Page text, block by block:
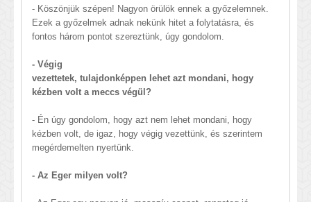
- Köszönjük szépen! Nagyon örülök ennek a győzelemnek.
Ezek a győzelmek adnak nekünk hitet a folytatásra, és
fontos három pontot szereztünk, úgy gondolom.
- Végig
vezettetek, tulajdonképpen lehet azt mondani, hogy
kézben volt a meccs végül?
- Én úgy gondolom, hogy azt nem lehet mondani, hogy
kézben volt, de igaz, hogy végig vezettünk, és szerintem
megérdemelten nyertünk.
- Az Eger milyen volt?